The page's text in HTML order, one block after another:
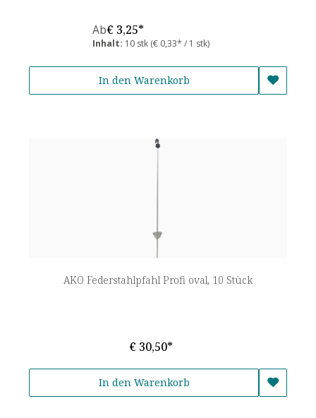
Inhalt: 10 stk (€ 0,33* / 1 stk)
Ab€ 3,25*
In den Warenkorb
AKO Federstahlpfahl Profi oval, 10 Stück
€ 30,50*
In den Warenkorb